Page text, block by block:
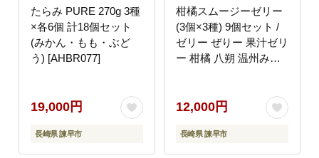
たらみ PURE 270g 3種
×各6個 計18個セット
(みかん・もも・ぶど
う) [AHBR077]
19,000円
長崎県 諫早市
柑橘スムージーゼリー
(3個×3種) 9個セット /
ゼリー ぜりー 果汁ゼリ
ー 柑橘 八朔 温州みか
12,000円
長崎県 諫早市